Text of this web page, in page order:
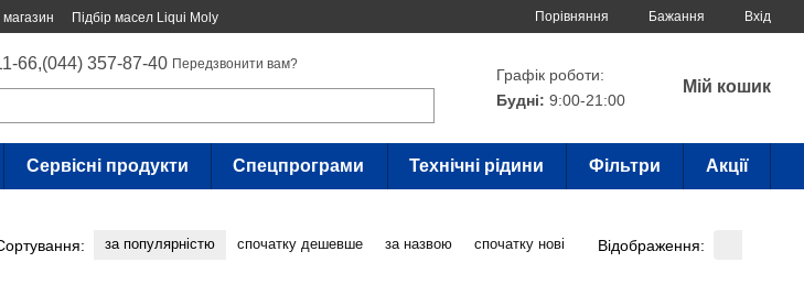
магазин Підбір масел Liqui Moly Порівняння Бажання Вхід
66,(044) 357-87-40 Передзвонити вам?
Графік роботи:
Будні: 9:00-21:00
Мій кошик
Сервісні продукти Спецпрограми Технічні рідини Фільтри Акції
за популярністю спочатку дешевше за назвою спочатку нові Відображення: